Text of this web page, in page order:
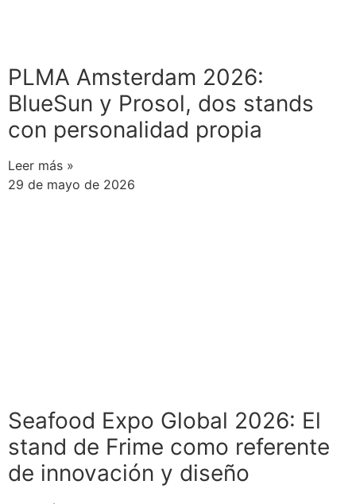
PLMA Amsterdam 2026:
BlueSun y Prosol, dos stands
con personalidad propia
Leer más »
29 de mayo de 2026
Seafood Expo Global 2026: El
stand de Frime como referente
de innovación y diseño